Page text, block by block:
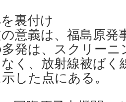
裏付け
意義は、福島原発
発は、スクリーニ
く、放射線被ばく
した点にある。